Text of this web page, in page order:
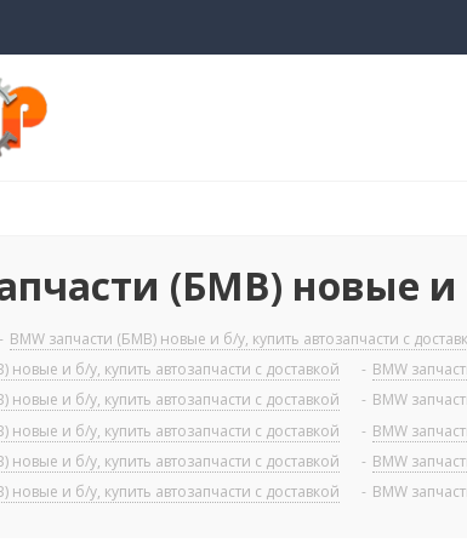
(БМВ) новые и
- BMW запчасти (БМВ) новые и б/у, купить автозапчасти с
новые и б/у, купить автозапчасти с доставкой
- BMW
новые и б/у, купить автозапчасти с доставкой
- BMW
новые и б/у, купить автозапчасти с доставкой
- BMW
новые и б/у, купить автозапчасти с доставкой
- BMW
новые и б/у, купить автозапчасти с доставкой
- BMW